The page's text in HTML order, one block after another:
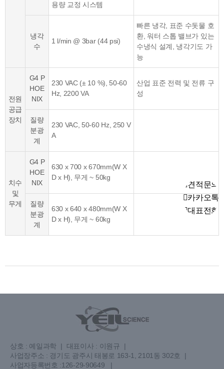
용량 교정 시스템
냉각
수
1 l/min @ 3bar (44 psi)
빠른 냉각, 표준 수돗물 호
환, 워터 스톱 밸브가 있는
수냉식 설계, 냉각기도 가
능
전원
공급
장치
G4 P
HOE
NIX
230 VAC (± 10 %), 50-60
Hz, 2200 VA
산업 표준 전력 및 전류 구
성
질량
분광
계
230 VAC, 50-60 Hz, 250 V
A
치수
및
무게
G4 P
HOE
NIX
630 x 700 x 670mm(W X
D x H), 무게 ~ 50kg
질량
분광
계
630 x 640 x 480mm(W X
D x H), 무게 ~ 60kg
견적문의
카카오톡
대표전화
상호 : 예일과학 | 대표이사 : 이원규
|
사업장주소 : 경기도 광주시 태봉로 163-1, 2101동 302호
|
사업자등록번호 :126-29-90649
|